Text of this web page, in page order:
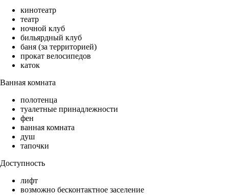
кинотеатр
театр
ночной клуб
бильярдный клуб
баня (за территорией)
прокат велосипедов
каток
Ванная комната
полотенца
туалетные принадлежности
фен
ванная комната
душ
тапочки
Доступность
лифт
возможно бесконтактное заселение